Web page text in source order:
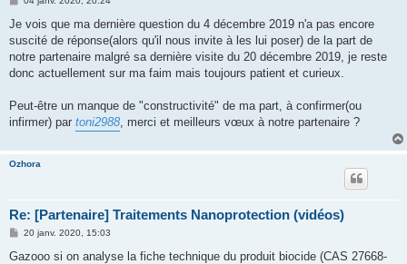
s
a
g
Je vois que ma dernière question du 4 décembre 2019 n'a pas encore
suscité de réponse(alors qu'il nous invite à les lui poser) de la part de
notre partenaire malgré sa dernière visite du 20 décembre 2019, je reste
donc actuellement sur ma faim mais toujours patient et curieux.
Peut-être un manque de "constructivité" de ma part, à confirmer(ou
infirmer) par toni2988, merci et meilleurs vœux à notre partenaire ?
Ozhora
Re: [Partenaire] Traitements Nanoprotection (vidéos)
M
s
20 janv. 2020, 15:03
Gazooo si on analyse la fiche technique du produit biocide (CAS 27668-